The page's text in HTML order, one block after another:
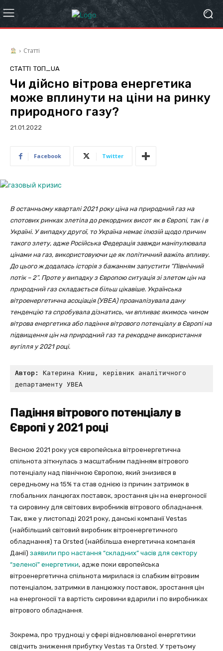
Статті
СТАТТІ ТОП_UA
Чи дійсно вітрова енергетика
може вплинути на ціни на ринку
природного газу?
21.01.2022
Facebook Twitter
В останньому кварталі 2021 року ціна на природний газ на
спотових ринках злетіла до рекордних висот як в Європі, так і в
Україні. У випадку другої, то Україна немає ілюзій щодо причин
такого злету, адже Російська Федерація завжди маніпулювала
цінами на газ, використовуючи це як політичний важіль впливу.
До цього ж додалась історія з бажанням запустити “Північний
потік – 2”. Проте у випадку з Європою ситуація зі злетом цін на
природний газ складається більш цікавіше. Українська
вітроенергетична асоціація (УВЕА) проаналізувала дану
тенденцію та спробувала дізнатись, чи впливає якимось чином
вітрова енергетика або падіння вітрового потенціалу в Європі на
підвищення цін на природний газ та рекордне використання
вугілля у 2021 році.
Автор:
Катерина Книш, керівник аналітичного
департаменту УВЕА
Падіння вітрового потенціалу в
Європі у 2021 році
Весною 2021 року уся європейська вітроенергетична
спільнота зіткнулась з масштабним падінням вітрового
потенціалу над північною Європою, який знизився в
середньому на 15% та став однією із причин затримок в
глобальних ланцюгах поставок, зростання цін на енергоносії
та сировину для світових виробників вітрового обладнання.
Так, вже у листопаді 2021 року, данські компанії Vestas
(найбільший світовий виробник вітроенергетичного
обладнання) та Orsted (найбільша енергетична компанія
Данії) заявили про настання “складних” часів для сектору
“зеленої” енергетики, адже поки європейська
вітроенергетична спільнота мирилася із слабким вітровим
потенціалом, затримки в ланцюжку поставок, зростання цін
на енергоносії та вартість сировини вдарили і по виробниках
вітрового обладнання.
Зокрема, про труднощі у сфері відновлюваної енергетики
свідчить зниження прибутку Vestas та Orsted. У третьому